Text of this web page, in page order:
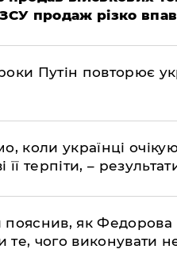
ЗСУ продаж різко впав
Путін повторює
коли українці
її терпіти, –
пояснив, як
те, чого виконувати